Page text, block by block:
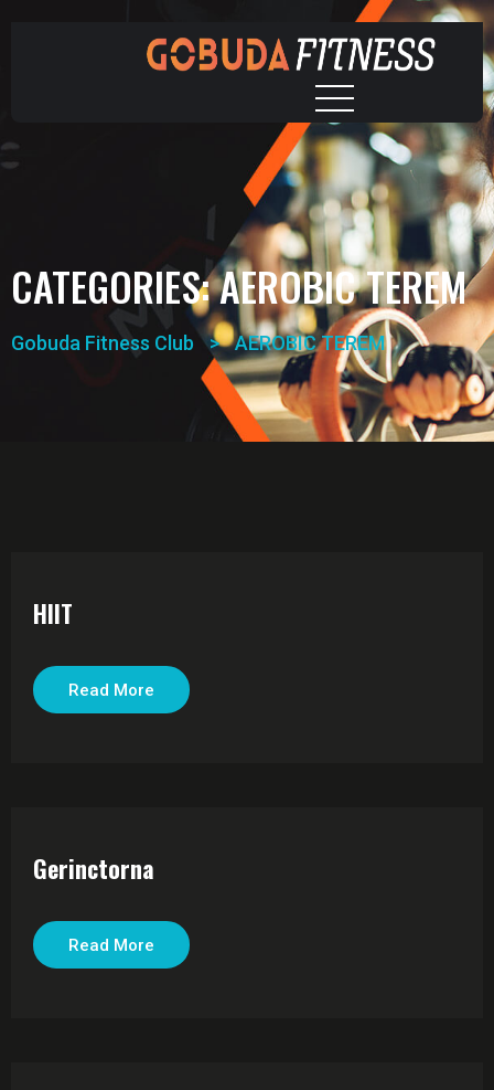
CATEGORIES:AEROBIC TEREM
Gobuda Fitness Club > AEROBIC TEREM
HIIT
Read More
Gerinctorna
Read More